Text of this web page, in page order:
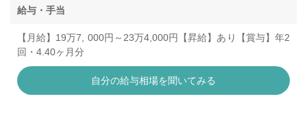
給与・手当
【月給】19万7, 000円～23万4,000円【昇給】あり【賞与】年2
回・4.40ヶ月分
自分の給与相場を聞いてみる